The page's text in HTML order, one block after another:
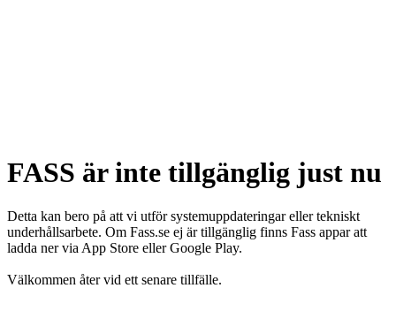
FASS är inte tillgänglig just nu
Detta kan bero på att vi utför systemuppdateringar eller tekniskt
underhållsarbete. Om Fass.se ej är tillgänglig finns Fass appar att
ladda ner via App Store eller Google Play.
Välkommen åter vid ett senare tillfälle.